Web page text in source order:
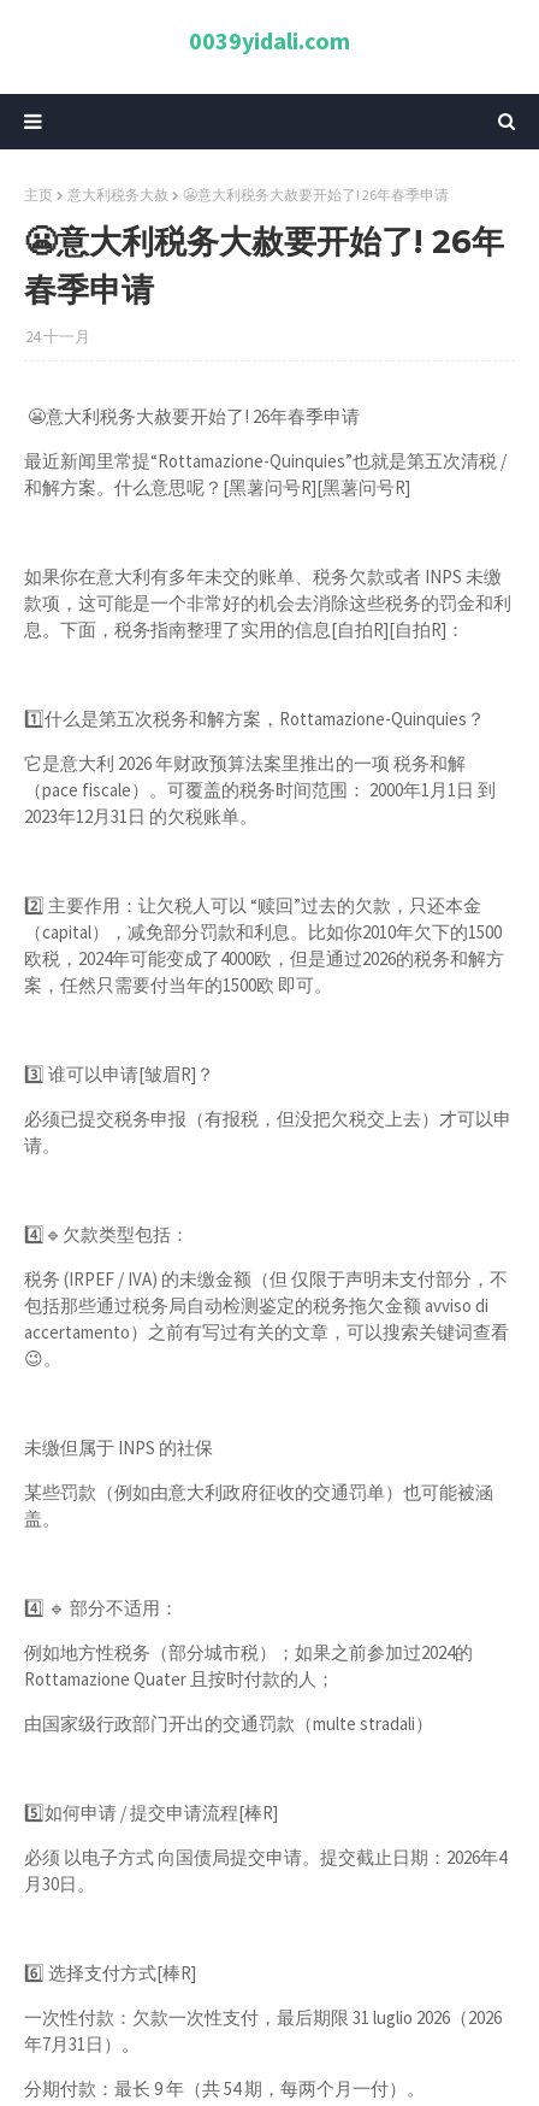
0039yidali.com
主页 意大利税务大赦 😬意大利税务大赦要开始了! 26年春季申请
😬意大利税务大赦要开始了! 26年
春季申请
24 十一月
😬意大利税务大赦要开始了! 26年春季申请
最近新闻里常提“Rottamazione-Quinquies”也就是第五次清税 /
和解方案。什么意思呢？[黑薯问号R][黑薯问号R]
如果你在意大利有多年未交的账单、税务欠款或者 INPS 未缴
款项，这可能是一个非常好的机会去消除这些税务的罚金和利
息。下面，税务指南整理了实用的信息[自拍R][自拍R]：
1️⃣什么是第五次税务和解方案，Rottamazione-Quinquies？
它是意大利 2026 年财政预算法案里推出的一项 税务和解
（pace fiscale）。可覆盖的税务时间范围： 2000年1月1日 到
2023年12月31日 的欠税账单。
2️⃣ 主要作用：让欠税人可以 “赎回”过去的欠款，只还本金
（capital），减免部分罚款和利息。比如你2010年欠下的1500
欧税，2024年可能变成了4000欧，但是通过2026的税务和解方
案，任然只需要付当年的1500欧 即可。
3️⃣ 谁可以申请[皱眉R]？
必须已提交税务申报（有报税，但没把欠税交上去）才可以申
请。
4️⃣🔹欠款类型包括：
税务 (IRPEF / IVA) 的未缴金额（但 仅限于声明未支付部分，不
包括那些通过税务局自动检测鉴定的税务拖欠金额 avviso di
accertamento）之前有写过有关的文章，可以搜索关键词查看
😉。
未缴但属于 INPS 的社保
某些罚款（例如由意大利政府征收的交通罚单）也可能被涵
盖。
4️⃣ 🔹 部分不适用：
例如地方性税务（部分城市税）； 如果之前参加过2024的
Rottamazione Quater 且按时付款的人；
由国家级行政部门开出的交通罚款（multe stradali）
5️⃣如何申请 / 提交申请流程[棒R]
必须 以电子方式 向国债局提交申请。 提交截止日期：2026年4
月30日。
6️⃣ 选择支付方式[棒R]
一次性付款：欠款一次性支付，最后期限 31 luglio 2026（2026
年7月31日）。
分期付款：最长 9 年（共 54 期，每两个月一付）。